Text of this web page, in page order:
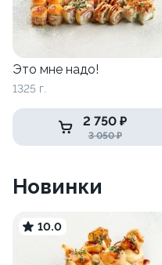
Это мне надо!
1325 г.
2 750 ₽
3 050 ₽
Новинки
10.0